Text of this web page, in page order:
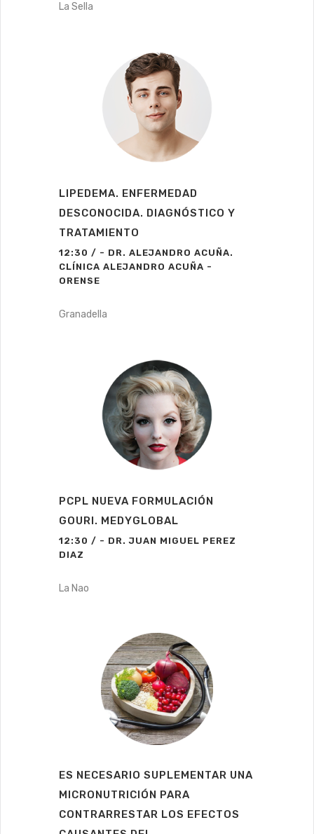
La Sella
LIPEDEMA. ENFERMEDAD
DESCONOCIDA. DIAGNÓSTICO Y
TRATAMIENTO
12:30 / - DR. ALEJANDRO ACUÑA.
CLÍNICA ALEJANDRO ACUÑA -
ORENSE
Granadella
PCPL NUEVA FORMULACIÓN
GOURI. MEDYGLOBAL
12:30 / - DR. JUAN MIGUEL PEREZ
DIAZ
La Nao
ES NECESARIO SUPLEMENTAR UNA
MICRONUTRICIÓN PARA
CONTRARRESTAR LOS EFECTOS